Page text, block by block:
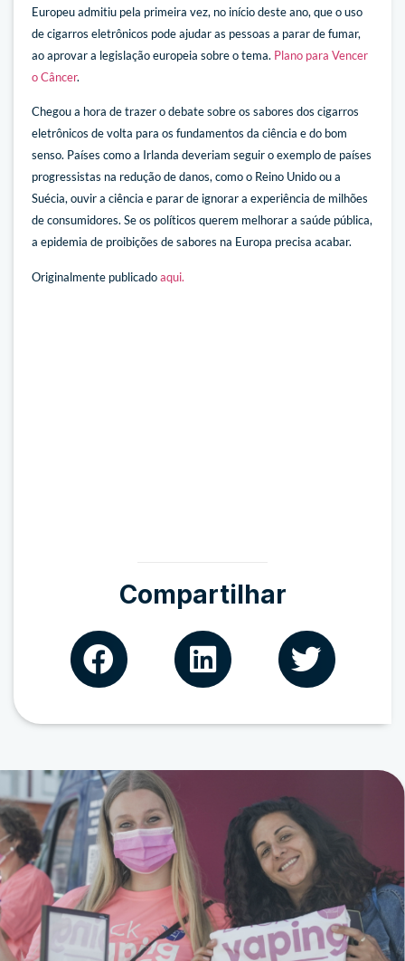
Europeu admitiu pela primeira vez, no início deste ano, que o uso
de cigarros eletrônicos pode ajudar as pessoas a parar de fumar,
ao aprovar a legislação europeia sobre o tema. Plano para Vencer
o Câncer.
Chegou a hora de trazer o debate sobre os sabores dos cigarros
eletrônicos de volta para os fundamentos da ciência e do bom
senso. Países como a Irlanda deveriam seguir o exemplo de países
progressistas na redução de danos, como o Reino Unido ou a
Suécia, ouvir a ciência e parar de ignorar a experiência de milhões
de consumidores. Se os políticos querem melhorar a saúde pública,
a epidemia de proibições de sabores na Europa precisa acabar.
Originalmente publicadoaqui.
Compartilhar